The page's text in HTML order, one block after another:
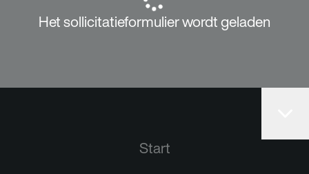
Het sollicitatieformulier wordt geladen
Start